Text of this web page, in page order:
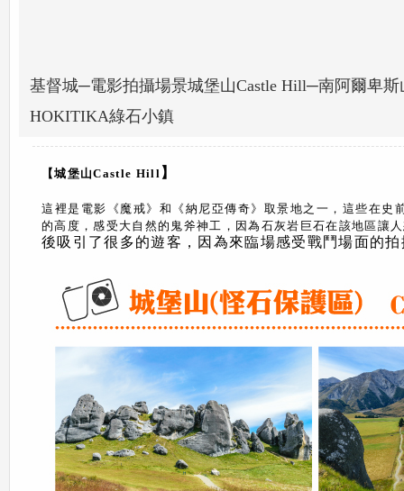
基督城─電影拍攝場景城堡山Castle Hill─南阿爾卑斯
HOKITIKA綠石小鎮
【城堡山Castle Hill 】
這裡是電影《魔戒》和《納尼亞傳奇》取景地之一，這些在
的高度，感受大自然的鬼斧神工，因為石灰岩巨石在該地區讓
後吸引了很多的遊客，因為來臨場感受戰鬥場面的